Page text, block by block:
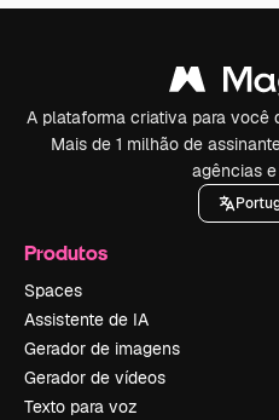
A plataforma criativa para você
Mais de 1 milhão de
agências
Produtos
Spaces
Assistente de IA
Gerador de imagens
Gerador de vídeos
Texto para voz